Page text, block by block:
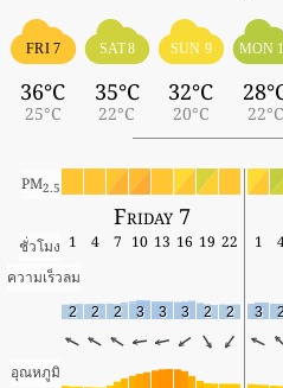
FRI 7
36°C
25°C
SAT 8
35°C
22°C
SUN 9
32°C
20°C
MON
22°C
PM2.5
Friday 7
ชั่วโมง 1 4 7 10 13 16 19 22 1
ความเร็วลม
2 2 2 3 3 3 2 2 3
อุณหภูมิ